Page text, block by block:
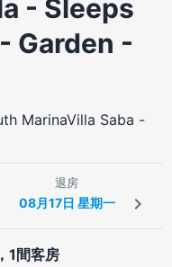
- Sleeps
Garden -
MarinaVilla Saba -
退房
1間客房